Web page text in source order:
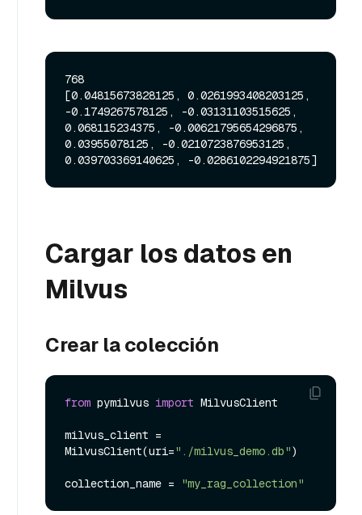
768
[0.04815673828125, 0.0261993408203125,
-0.1749267578125, -0.03131103515625,
0.068115234375, -0.00621795654296875,
0.03955078125, -0.0210723876953125,
Cargar los datos en
Milvus
Crear la colección
from pymilvus import MilvusClient
milvus_client =
MilvusClient(uri="./milvus_demo.db")
collection_name = "my_rag_collection"